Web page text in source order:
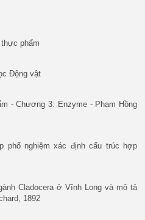
phẩm
Động vật
- Chương 3: Enzyme - Phạm Hồng
phổ nghiệm xác định cấu trúc hợp
Cladocera ở Vĩnh Long và mô tả
1892